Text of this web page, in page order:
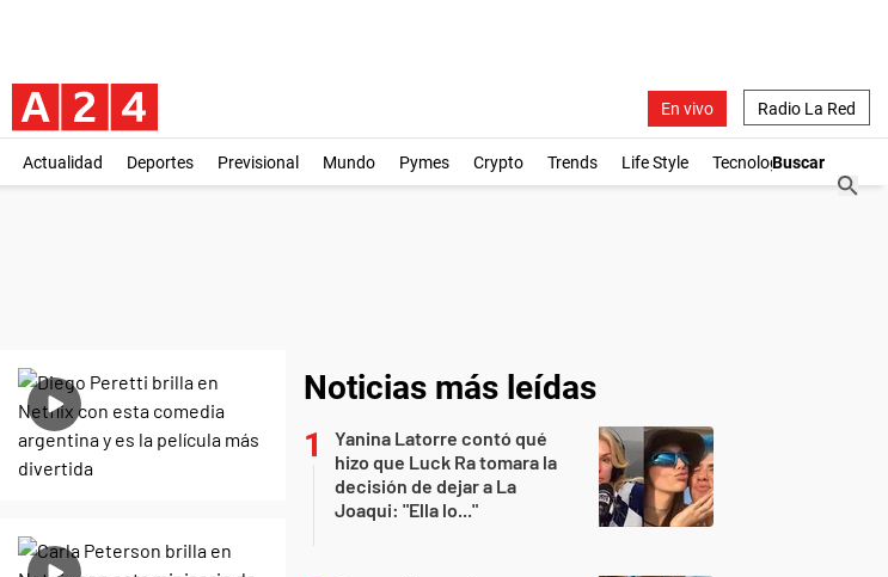
En vivo Radio La Red
Actualidad Deportes Previsional Mundo Pymes Crypto Trends Life Style Tecnología
Noticias más leídas
Yanina Latorre contó qué
hizo que Luck Ra tomara la
decisión de dejar a La
Joaqui: "Ella lo..."